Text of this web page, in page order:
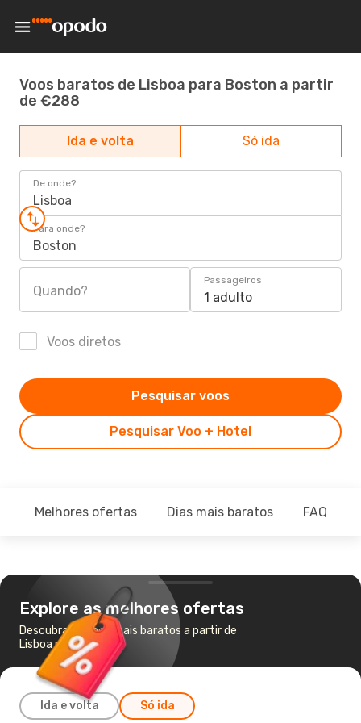
Voos baratos de Lisboa para Boston a partir
de €288
Ida e volta Só ida
De onde?
Lisboa
Para onde?
Boston
Quando?
Passageiros
1 adulto
Voos diretos
Pesquisar Voo + Hotel
Pesquisar voos
Melhores ofertas Dias mais baratos FAQ
Explore as melhores ofertas
Descubra os voos mais baratos a partir de
Lisboa para Boston
Ida e volta Só ida